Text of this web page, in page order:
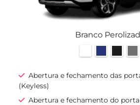
Branco
Abertura e fechamento das
(Keyless)
Abertura e fechamento do